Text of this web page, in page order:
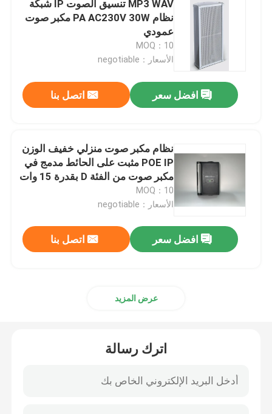
نظام ميكروفون PA
أنظمة المؤتمرات اللاسلكية
نظام المؤتمرات السلكي
التحكم في مستوى صوت مكبر الصوت PA
MP3 WAV تنسيق الصوت IP شبكة
نظام PA AC230V 30W مكبر صوت
عمودي
MOQ：10
الأسعار：negotiable
افضل سعر اتصل بنا
نظام مكبر صوت منزلي خفيف الوزن
POE IP مثبت على الحائط مدمج في
مكبر صوت من الفئة D بقدرة 15 وات
MOQ：10
الأسعار：negotiable
افضل سعر اتصل بنا
عرض المزيد
اترك رسالة